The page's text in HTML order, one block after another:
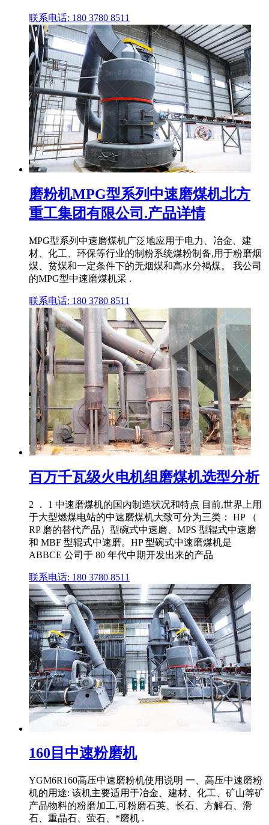
联系电话: 180 3780 8511
磨粉机MPG型系列中速磨煤机北方
重工集团有限公司.产品详情
MPG型系列中速磨煤机广泛地应用于电力、冶金、建
材、化工、环保等行业的制粉系统煤粉制备,用于粉磨烟
煤、贫煤和一定条件下的无烟煤和高水分褐煤。 我公司
的MPG型中速磨煤机采 .
联系电话: 180 3780 8511
百万千瓦级火电机组磨煤机选型分析
2 ． 1 中速磨煤机的国内制造状况和特点 目前,世界上用
于大型燃煤电站的中速磨煤机大致可分为三类： HP （
RP 磨的替代产品）型碗式中速磨、MPS 型辊式中速磨
和 MBF 型辊式中速磨。HP 型碗式中速磨煤机是
ABBCE 公司于 80 年代中期开发出来的产品
联系电话: 180 3780 8511
160目中速粉磨机
YGM6R160高压中速磨粉机使用说明 一、高压中速磨粉
机的用途: 该机主要适用于冶金、建材、化工、矿山等矿
产品物料的粉磨加工,可粉磨石英、长石、方解石、滑
石、重晶石、萤石、*磨机 .